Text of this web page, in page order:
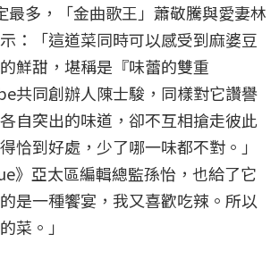
最多，「金曲歌王」蕭敬騰與愛妻林
：「這道菜同時可以感受到麻婆豆
鮮甜，堪稱是『味蕾的雙重
共同創辦人陳士駿，同樣對它讚譽
自突出的味道，卻不互相搶走彼此
恰到好處，少了哪一味都不對。」
》亞太區編輯總監孫怡，也給了它
是一種饗宴，我又喜歡吃辣。所以
菜。」